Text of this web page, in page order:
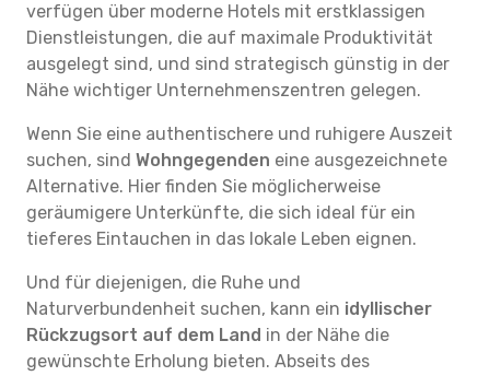
verfügen über moderne Hotels mit erstklassigen
Dienstleistungen, die auf maximale Produktivität
ausgelegt sind, und sind strategisch günstig in der
Nähe wichtiger Unternehmenszentren gelegen.
Wenn Sie eine authentischere und ruhigere Auszeit
suchen, sind Wohngegenden eine ausgezeichnete
Alternative. Hier finden Sie möglicherweise
geräumigere Unterkünfte, die sich ideal für ein
tieferes Eintauchen in das lokale Leben eignen.
Und für diejenigen, die Ruhe und
Naturverbundenheit suchen, kann ein idyllischer
Rückzugsort auf dem Land in der Nähe die
gewünschte Erholung bieten. Abseits des